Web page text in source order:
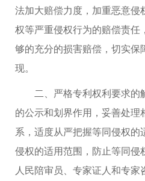
法加大赔偿力度，加重恶意侵
权等严重侵权行为的赔偿责任
够的充分的损害赔偿，切实保
现。
二、严格专利权利要求的
的公示和划界作用，妥善处理
系，适度从严把握等同侵权的
侵权的适用范围，防止等同侵
人民陪审员、专家证人和专家